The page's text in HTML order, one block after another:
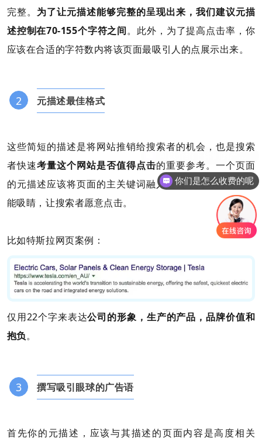
完整。 为了让元描述能够完整的呈现出来，我们建议元描
述控制在70-155个字符之间。此外，为了提高点击率，你
应该在合适的字符数内将该页面最吸引人的点展示出来。
2 元描述最佳格式
这些简短的描述是将网站推销给搜索者的机会，也是搜索
者快速考量这个网站是否值得点击的重要参考。一个页面
的元描述应该将页面的主关键词融入进去，同时内容也要
能吸睛，让搜索者愿意点击。
比如特斯拉网页案例：
仅用22个字来表达公司的形象，生产的产品，品牌价值和
抱负。
3 撰写吸引眼球的广告语
首先你的元描述，应该与其描述的页面内容是高度相关
你们是怎么收费的呢